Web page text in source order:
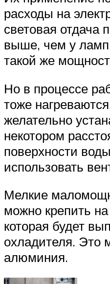
расходы на
световая отдача
выше, чем у ламп
такой же
Но в процессе
тоже
желательно
некотором
поверхности
использовать
Мелкие
можно крепить
которая будет
охладителя. Это
алюминия.